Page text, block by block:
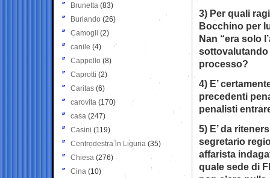
3) Per quali
Bocchino per
Nan “era solo
processo?
4) E’
precedenti
penalisti
5) E’ da
segretario
affarista
quale sede di
Brunetta (83)
Burlando (26)
Camogli (2)
canile (4)
Cappello (8)
Caprotti (2)
Caritas (6)
carovita (170)
casa (247)
Casini (119)
Centrodestra in Liguria (35)
Chiesa (276)
Cina (10)